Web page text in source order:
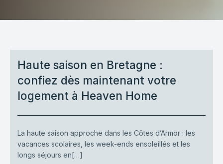
Haute saison en Bretagne :
confiez dès maintenant votre
logement à Heaven Home
La haute saison approche dans les Côtes d’Armor : les
vacances scolaires, les week-ends ensoleillés et les
longs séjours en[…]